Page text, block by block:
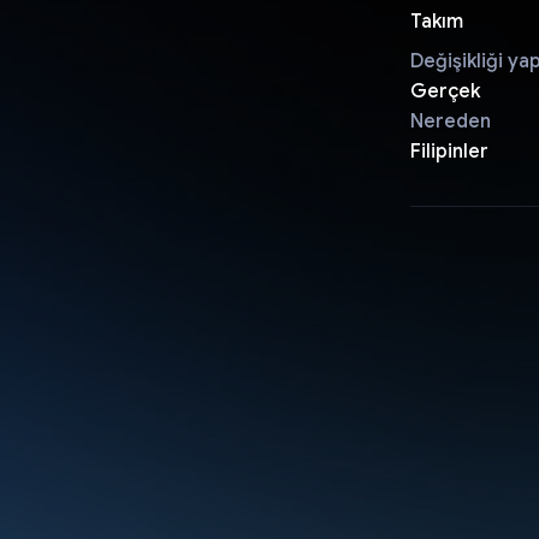
Takım
Değişikliği
Gerçek
Nereden
Filipinler